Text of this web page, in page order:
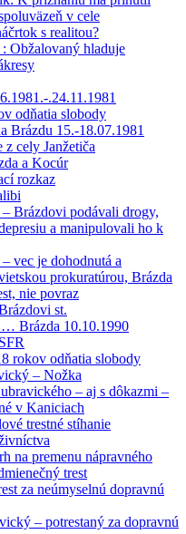
v cele
s realitou?
Obžalovaný hladuje
.24.11.1981
odňatia slobody
Brázdu 15.-18.07.1981
z cely Janžetiča
a Kocúr
rozkaz
Brázdovi podávali drogy,
a manipulovali ho k
vec je dohodnutá a
prokuratúrou, Brázda
nie povraz
st.
Brázda 10.10.1990
rokov odňatia slobody
– Nožka
– aj s dôkazmi –
v Kaniciach
trestné stíhanie
na premenu nápravného
trest
za neúmyselnú dopravnú
– potrestaný za dopravnú